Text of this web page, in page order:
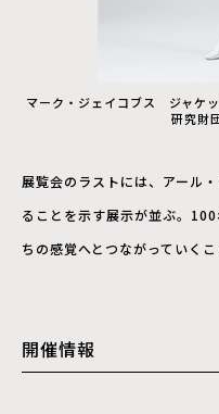
マーク・ジェイコブス ジャケ
研究財
展覧会のラストには、アール
ることを示す展示が並ぶ。
ちの感覚へとつながっていく
開催情報